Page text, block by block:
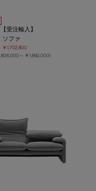
受注輸入】
ソファ
￥1,702,800
～ ￥1,892,000)